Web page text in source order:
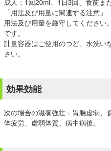
成人：1回20ml、1日3回、食前ま
「用法及び用量に関連する注意」
用法及び用量を厳守してください
です。
計量容器はご使用のつど、水洗い
さい。
効果効能
次の場合の滋養強壮：胃腸虚弱、
体疲労、虚弱体質、病中病後。